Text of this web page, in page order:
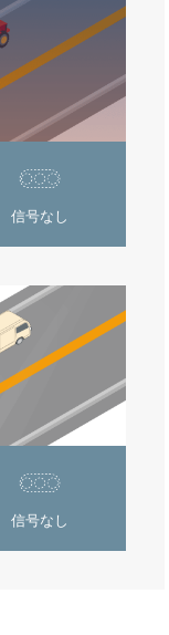
信号なし
信号なし